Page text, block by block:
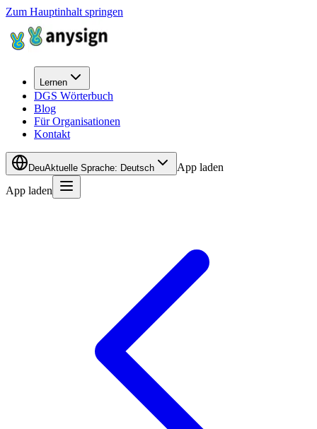
Zum Hauptinhalt springen
Lernen
DGS Wörterbuch
Blog
Für Organisationen
Kontakt
DeuAktuelle Sprache: Deutsch
App laden
App laden